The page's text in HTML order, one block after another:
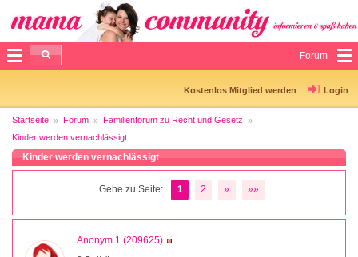
Forum
Kostenlos Mitglied werden Login
Startseite Forum
Familienforum zu Recht und Gesetz
Kinder werden vernachlässigt
Kinder werden vernachlässigt
Gehe zu Seite: 1 2 » »»
Anonym 1 (209625)